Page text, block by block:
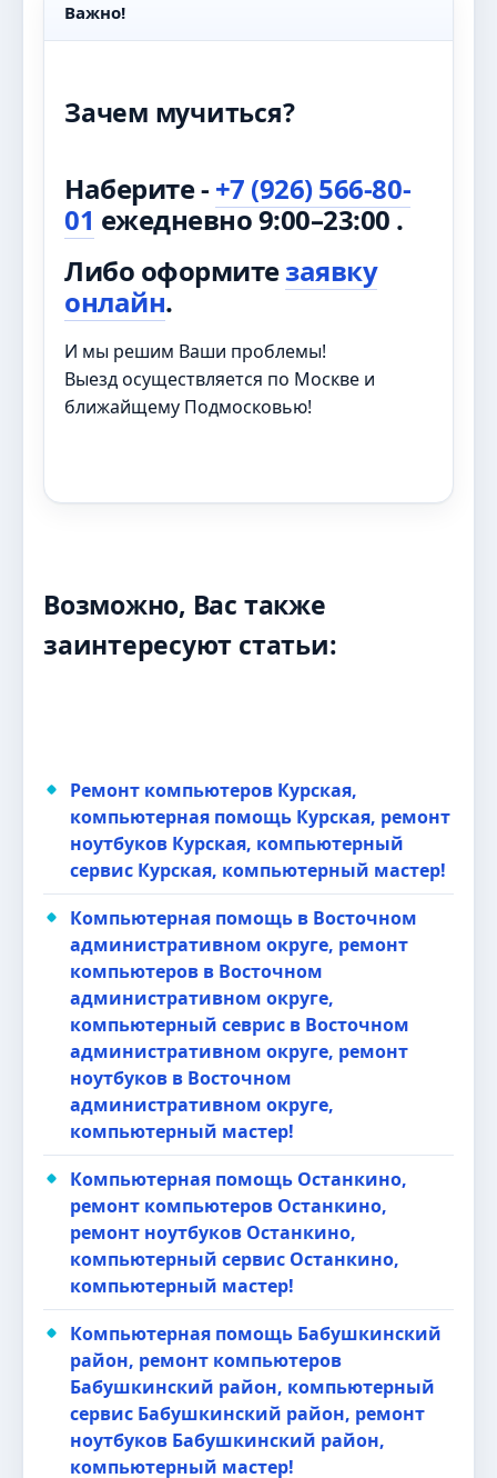
Важно!
Зачем мучиться?
Наберите - +7 (926) 566-80-
01 ежедневно 9:00–23:00 .
Либо оформитезаявку
онлайн.
И мы решим Ваши проблемы!
Выезд осуществляется по Москве и
ближайщему Подмосковью!
Возможно, Вас также
заинтересуют статьи:
Ремонт компьютеров Курская,
компьютерная помощь Курская, ремонт
ноутбуков Курская, компьютерный
сервис Курская, компьютерный мастер!
Компьютерная помощь в Восточном
административном округе, ремонт
компьютеров в Восточном
административном округе,
компьютерный севрис в Восточном
административном округе, ремонт
ноутбуков в Восточном
административном округе,
компьютерный мастер!
Компьютерная помощь Останкино,
ремонт компьютеров Останкино,
ремонт ноутбуков Останкино,
компьютерный сервис Останкино,
компьютерный мастер!
Компьютерная помощь Бабушкинский
район, ремонт компьютеров
Бабушкинский район, компьютерный
сервис Бабушкинский район, ремонт
ноутбуков Бабушкинский район,
компьютерный мастер!